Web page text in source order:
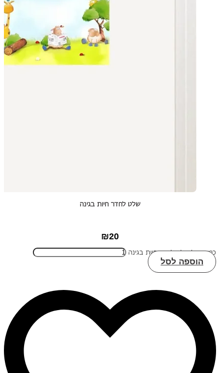
שלט לחדר חיות בגינה
₪20
כמות של שלט לחדר חיות בגינה
הוספה לסל